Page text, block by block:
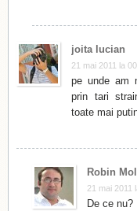
joita lucian
21 mai 2011 la
pe unde am
prin tari
toate mai
Robin
21 mai 2011
De ce nu?